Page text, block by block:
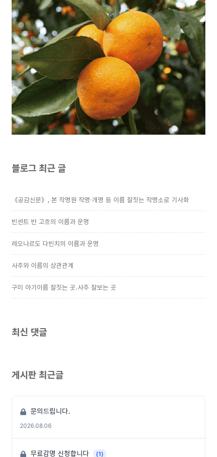
블로그 최근 글
《공감신문》, 본 작명원 작명·개명 등 이름 잘짓는 작명소로 기사화
빈센트 반 고흐의 이름과 운명
레오나르도 다빈치의 이름과 운명
사주와 이름의 상관관계
구미 아기이름 잘짓는 곳.사주 잘보는 곳
최신 댓글
게시판 최근글
문의드립니다.
2026.08.06
무료감명 신청합니다
(1)